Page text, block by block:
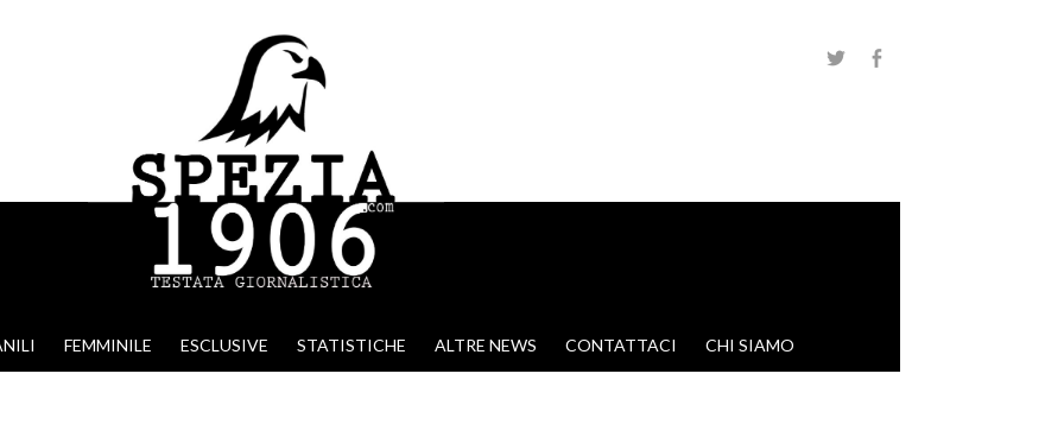
FEMMINILE ESCLUSIVE STATISTICHE ALTRE NEWS CONTATTACI CHI SIAMO